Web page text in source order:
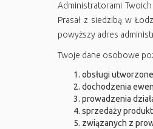
Administratorami
Prasał z siedzibą w
powyższy adres
Twoje dane osobowe
obsługi
dochodzenia
prowadzenia
sprzedaży
związanych z